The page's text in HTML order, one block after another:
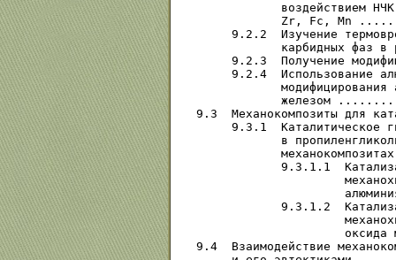
воздействием
Zr, Fc, Mn
9.2.2  Изучение
карбидных фаз в
9.2.3  Получение
9.2.4  Использование
модифицирования
железом
9.3  Механокомпозиты
9.3.1  Каталитическое
в
9.3.1.1
9.3.1.2
оксида
9.4  Взаимодействие